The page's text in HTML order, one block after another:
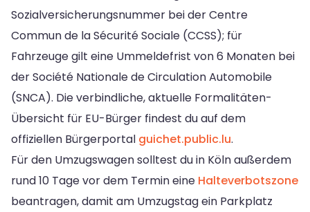
Sozialversicherungsnummer bei der Centre
Commun de la Sécurité Sociale (CCSS); für
Fahrzeuge gilt eine Ummeldefrist von 6 Monaten bei
der Société Nationale de Circulation Automobile
(SNCA). Die verbindliche, aktuelle Formalitäten-
Übersicht für EU-Bürger findest du auf dem
offiziellen Bürgerportal guichet.public.lu.
Für den Umzugswagen solltest du in Köln außerdem
rund 10 Tage vor dem Termin eine Halteverbotszone
beantragen, damit am Umzugstag ein Parkplatz